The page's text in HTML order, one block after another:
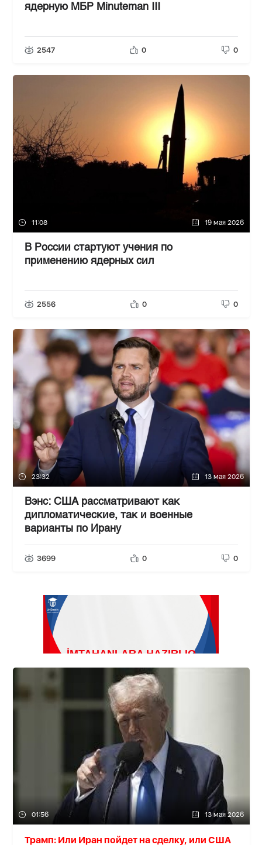
ядерную МБР Minuteman III
2547 0 0
11:08 19 мая 2026
В России стартуют учения по
применению ядерных сил
2556 0 0
23:32 13 мая 2026
Вэнс: США рассматривают как
дипломатические, так и военные
варианты по Ирану
3699 0 0
01:56 13 мая 2026
Трамп: Или Иран пойдет на сделку, или США